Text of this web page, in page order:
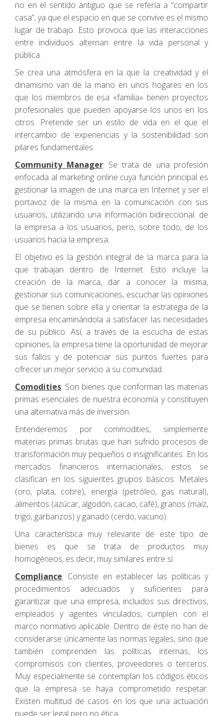
no en el sentido antiguo que se refería a “compartir
casa”, ya que el espacio en que se convive es el mismo
lugar de trabajo. Esto provoca que las interacciones
entre individuos alternan entre la vida personal y
pública.
Se crea una atmósfera en la que la creatividad y el
dinamismo van de la mano en unos hogares en los
que los miembros de esa «familia» tienen proyectos
profesionales que pueden apoyarse los unos en los
otros. Pretende ser un estilo de vida en el que el
intercambio de experiencias y la sostenibilidad son
pilares fundamentales.
Community Manager: Se trata de una profesión
enfocada al marketing online cuya función principal es
gestionar la imagen de una marca en Internet y ser el
portavoz de la misma en la comunicación con sus
usuarios, utilizando una información bidireccional: de
la empresa a los usuarios, pero, sobre todo, de los
usuarios hacia la empresa.
El objetivo es la gestión integral de la marca para la
que trabajan dentro de Internet. Esto incluye la
creación de la marca, dar a conocer la misma,
gestionar sus comunicaciones, escuchar las opiniones
que se tienen sobre ella y orientar la estrategia de la
empresa encaminándola a satisfacer las necesidades
de su público. Así, a través de la escucha de estas
opiniones, la empresa tiene la oportunidad de mejorar
sus fallos y de potenciar sus puntos fuertes para
ofrecer un mejor servicio a su comunidad.
Comodities: Son bienes que conforman las materias
primas esenciales de nuestra economía y constituyen
una alternativa más de inversión.
Entenderemos por commodities, simplemente
materias primas brutas que han sufrido procesos de
transformación muy pequeños o insignificantes. En los
mercados financieros internacionales, estos se
clasifican en los siguientes grupos básicos: Metales
(oro, plata, cobre), energía (petróleo, gas natural),
alimentos (azúcar, algodón, cacao, café), granos (maíz,
trigo, garbanzos) y ganado (cerdo, vacuno).
Una característica muy relevante de este tipo de
bienes es que se trata de productos muy
homogéneos, es decir, muy similares entre sí.
Compliance: Consiste en establecer las políticas y
procedimientos adecuados y suficientes para
garantizar que una empresa, incluidos sus directivos,
empleados y agentes vinculados, cumplen con el
marco normativo aplicable. Dentro de éste no han de
considerarse únicamente las normas legales, sino que
también comprenden las políticas internas, los
compromisos con clientes, proveedores o terceros.
Muy especialmente se contemplan los códigos éticos
que la empresa se haya comprometido respetar.
Existen multitud de casos en los que una actuación
puede ser legal pero no ética.